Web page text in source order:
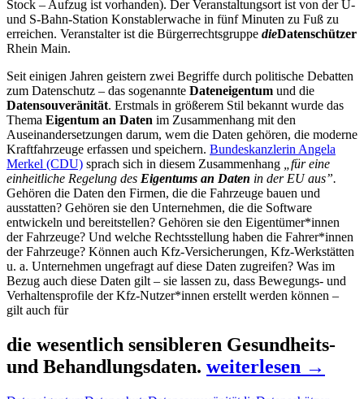
Stock – Aufzug ist vorhanden). Der Veranstaltungsort ist von der U-
und S-Bahn-Station Konstablerwache in fünf Minuten zu Fuß zu
erreichen. Veranstalter ist die Bürgerrechtsgruppe dieDatenschützer
Rhein Main.
Seit einigen Jahren geistern zwei Begriffe durch politische Debatten
zum Datenschutz – das sogenannte Dateneigentum und die
Datensouveränität. Erstmals in größerem Stil bekannt wurde das
Thema Eigentum an Daten im Zusammenhang mit den
Auseinandersetzungen darum, wem die Daten gehören, die moderne
Kraftfahrzeuge erfassen und speichern. Bundeskanzlerin Angela
Merkel (CDU) sprach sich in diesem Zusammenhang
für eine
einheitliche Regelung des Eigentums an Daten in der EU aus”.
Gehören die Daten den Firmen, die die Fahrzeuge bauen und
ausstatten? Gehören sie den Unternehmen, die die Software
entwickeln und bereitstellen? Gehören sie den Eigentümer*innen
der Fahrzeuge? Und welche Rechtsstellung haben die Fahrer*innen
der Fahrzeuge? Können auch Kfz-Versicherungen, Kfz-Werkstätten
u. a. Unternehmen ungefragt auf diese Daten zugreifen? Was im
Bezug auch diese Daten gilt – sie lassen zu, dass Bewegungs- und
Verhaltensprofile der Kfz-Nutzer*innen erstellt werden können –
gilt auch für
die wesentlich sensibleren Gesundheits-
und Behandlungsdaten. weiterlesen →